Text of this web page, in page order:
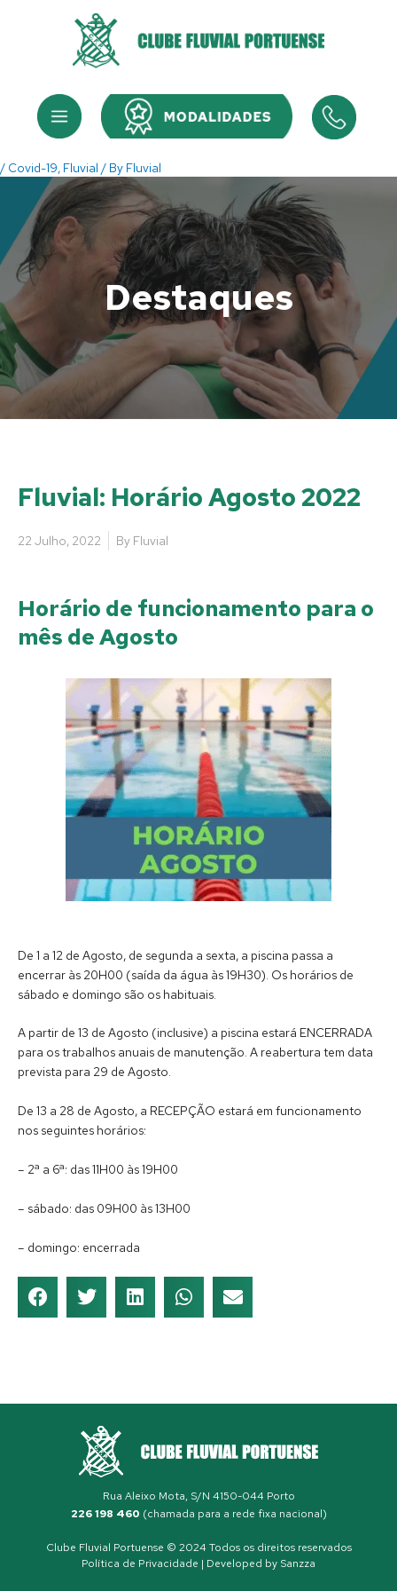
Menu Menu
/ Covid-19, Fluvial / By Fluvial
Destaques
Fluvial: Horário Agosto 2022
22 Julho, 2022 By Fluvial
Horário de funcionamento para o
mês de Agosto
De 1 a 12 de Agosto, de segunda a sexta, a piscina passa a
encerrar às 20H00 (saída da água às 19H30). Os horários de
sábado e domingo são os habituais.
A partir de 13 de Agosto (inclusive) a piscina estará ENCERRADA
para os trabalhos anuais de manutenção. A reabertura tem data
prevista para 29 de Agosto.
De 13 a 28 de Agosto, a RECEPÇÃO estará em funcionamento
nos seguintes horários:
– 2ª a 6ª: das 11H00 às 19H00
– sábado: das 09H00 às 13H00
– domingo: encerrada
Rua Aleixo Mota, S/N 4150-044 Porto
226 198 460 (chamada para a rede fixa nacional)
Clube Fluvial Portuense © 2024 Todos os direitos reservados
Política de Privacidade | Developed by Sanzza